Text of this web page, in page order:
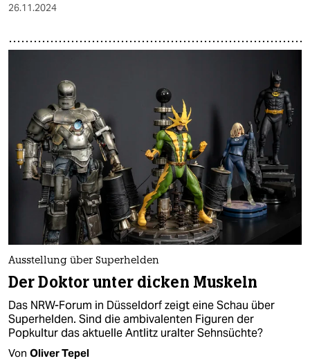
26.11.2024
Ausstellung über Superhelden
Der Doktor unter dicken Muskeln
Das NRW-Forum in Düsseldorf zeigt eine Schau über
Superhelden. Sind die ambivalenten Figuren der
Popkultur das aktuelle Antlitz uralter Sehnsüchte?
Von Oliver Tepel